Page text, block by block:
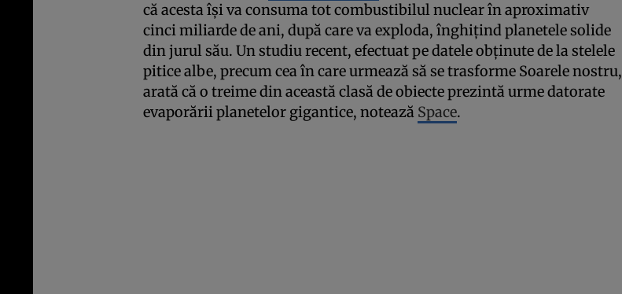
că acesta îşi va consuma tot combustibilul nuclear în aproximativ
cinci miliarde de ani, după care va exploda, înghiţind planetele solide
din jurul său. Un studiu recent, efectuat pe datele obţinute de la stelele
pitice albe, precum cea în care urmează să se trasforme Soarele nostru,
arată că o treime din această clasă de obiecte prezintă urme datorate
evaporării planetelor gigantice, notează Space.